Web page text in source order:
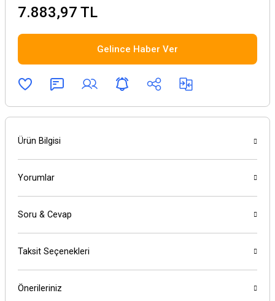
7.883,97 TL
Gelince Haber Ver
Ürün Bilgisi
Yorumlar
Soru & Cevap
Taksit Seçenekleri
Önerileriniz